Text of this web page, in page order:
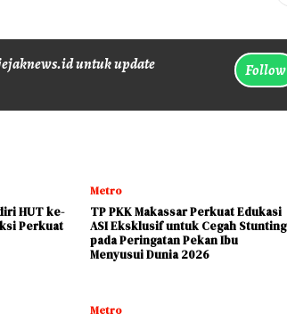
untuk update
Follow
HUT ke-
Perkuat
Metro
TP PKK Makassar Perkuat Edukasi
ASI Eksklusif untuk Cegah Stunting
pada Peringatan Pekan Ibu
Menyusui Dunia 2026
Metro